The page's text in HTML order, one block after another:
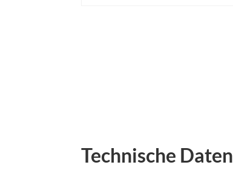
Technische Daten